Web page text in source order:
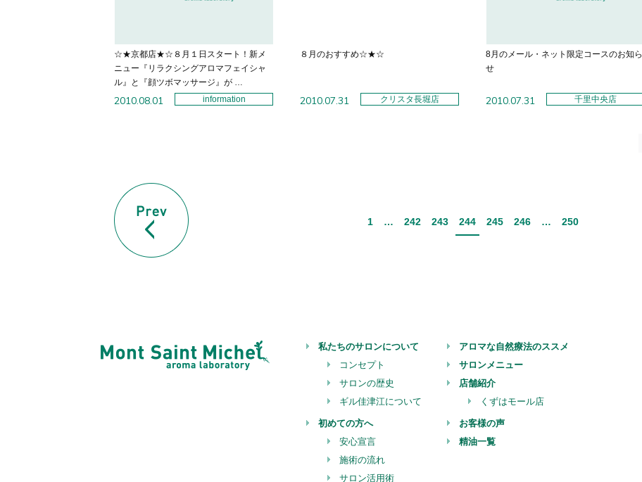
☆★京都店★☆８月１日スタート！新メ
ニュー『リラクシングアロマフェイシャ
ル』と『顔ツボマッサージ』が …
2010.08.01 information
８月のおすすめ☆★☆
2010.07.31 クリスタ長堀店
8月のメール・ネット限定コースのお知ら
せ
2010.07.31 千里中央店
1 … 242 243 244 245 246 … 250
私たちのサロンについて
コンセプト
サロンの歴史
ギル佳津江について
初めての方へ
安心宣言
施術の流れ
サロン活用術
アロマな自然療法のススメ
サロンメニュー
店舗紹介
くずはモール店
お客様の声
精油一覧